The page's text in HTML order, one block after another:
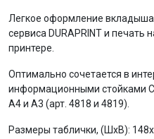
Легкое оформление
сервиса DURAPRINT и печать
принтере.
Оптимально cочетается в
информационными стойками
А4 и А3 (арт. 4818 и 4819).
Размеры таблички, (ШхВ):